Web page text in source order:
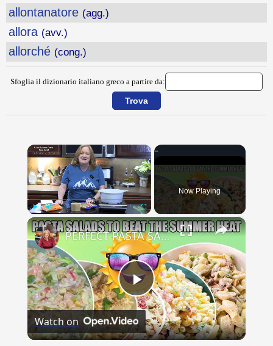
allontanatore (agg.)
allora (avv.)
allorché (cong.)
Sfoglia il dizionario italiano greco a partire da:
×
Play Unmute Fullscreen
Now Playing
×
Play
Video
PERFECT PASTA SALADS FOR YOUR SUMMER GET TOGETHERS
Watch on